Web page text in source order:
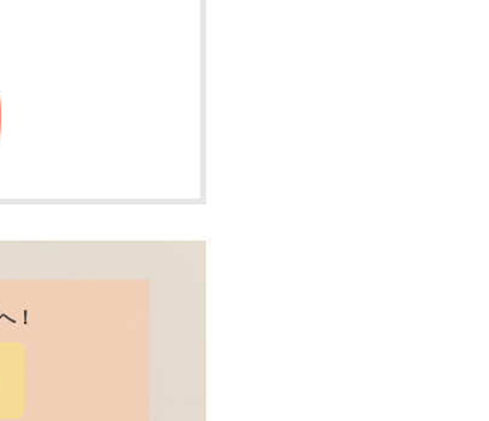
！